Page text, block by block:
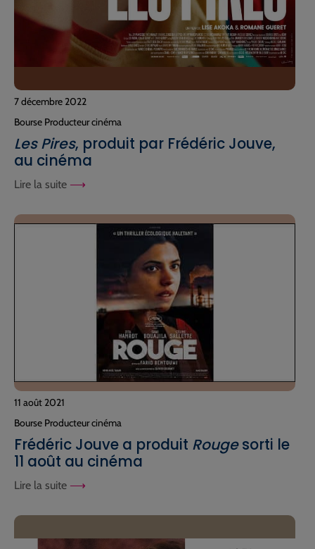
7 décembre 2022
Bourse Producteur cinéma
Les Pires, produit par Frédéric Jouve,
au cinéma
Lire la suite
11 août 2021
Bourse Producteur cinéma
Frédéric Jouve a produit Rougesorti le
11 août au cinéma
Lire la suite